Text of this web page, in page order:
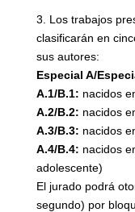
3. Los trabajos
clasificarán en
sus autores:
Especial A/
A.1/B.1: nacidos
A.2/B.2: nacidos
A.3/B.3: nacidos
A.4/B.4: nacidos
adolescente)
El jurado podrá
segundo) por